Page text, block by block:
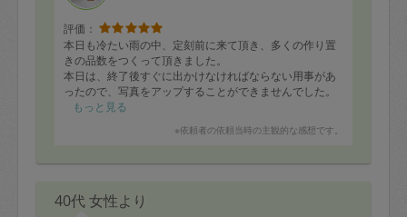
評価：
本日も冷たい雨の中、定刻前に来て頂き、多くの作り置
きの品数をつくって頂きました。
本日は、終了後すぐに出かけなければならない用事があ
ったので、写真をアップすることができませんでした。
タスカジさんでも、テレビに出ていたベテランの方は別
男子がいる家庭としては本当に助かります。
が、通常にも増して頑張られたためか、いつもに比べ
もっと見る
※依頼者の依頼当時の主観的な感想です。
40代 女性より